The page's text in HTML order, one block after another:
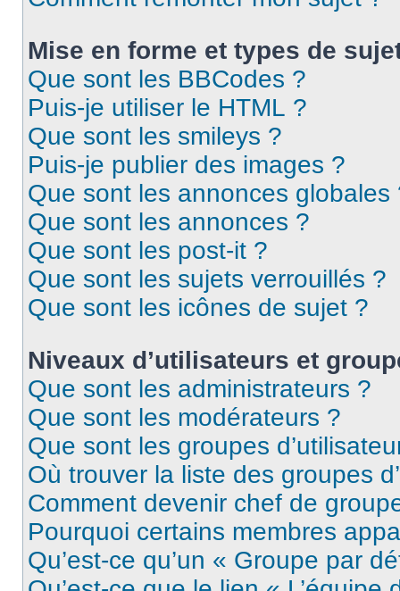
Mise en forme et types de
Que sont les BBCodes ?
Puis-je utiliser le HTML ?
Que sont les smileys ?
Puis-je publier des images ?
Que sont les annonces globales
Que sont les annonces ?
Que sont les post-it ?
Que sont les sujets verrouillés ?
Que sont les icônes de sujet ?
Niveaux d’utilisateurs et
Que sont les administrateurs ?
Que sont les modérateurs ?
Que sont les groupes
Où trouver la liste des groupes
Comment devenir chef de
Pourquoi certains membres
Qu’est-ce qu’un « Groupe par